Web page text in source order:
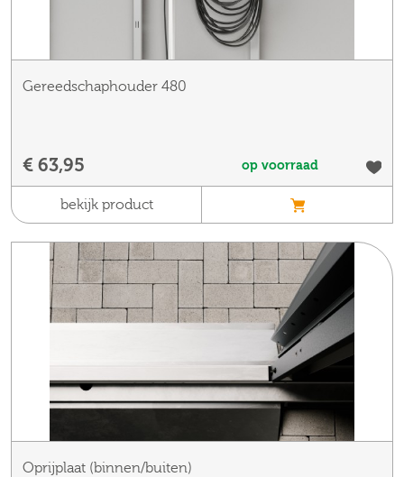
Gereedschaphouder 480
€ 63,95 op voorraad
bekijk product
Oprijplaat (binnen/buiten)